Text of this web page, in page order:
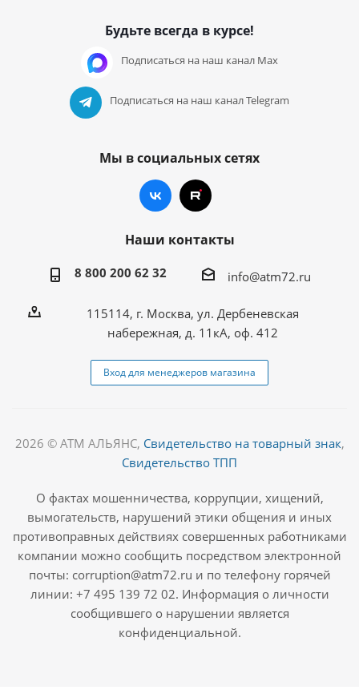
Будьте всегда в курсе!
Подписаться на наш канал Max
Подписаться на наш канал Telegram
Мы в социальных сетях
Наши контакты
8 800 200 62 32 info@atm72.ru
115114, г. Москва, ул. Дербеневская
набережная, д. 11кА, оф. 412
Вход для менеджеров магазина
2026 © АТМ АЛЬЯНС, Свидетельство на товарный знак,
Свидетельство ТПП
О фактах мошенничества, коррупции, хищений,
вымогательств, нарушений этики общения и иных
противоправных действиях совершенных работниками
компании можно сообщить посредством электронной
почты: corruption@atm72.ru и по телефону горячей
линии: +7 495 139 72 02. Информация о личности
сообщившего о нарушении является
конфиденциальной.